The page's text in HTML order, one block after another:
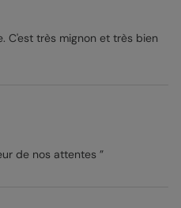
C'est très mignon et très bien
de nos attentes ”